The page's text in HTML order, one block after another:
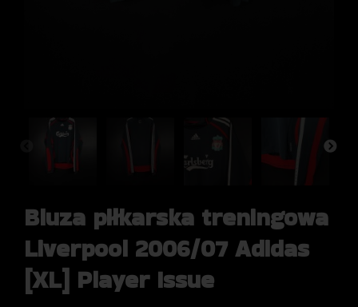
Bluza piłkarska treningowa
Liverpool 2006/07 Adidas
[XL] Player Issue